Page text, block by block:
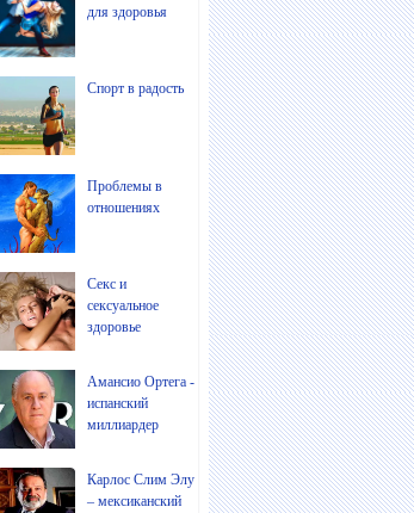
для здоровья
Спорт в радость
Проблемы в
отношениях
Секс и
сексуальное
здоровье
Амансио Ортега -
испанский
миллиардер
Карлос Слим Элу
– мексиканский